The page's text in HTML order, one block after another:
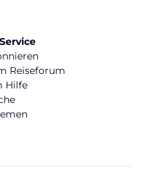
Reiseforum
Hilfe